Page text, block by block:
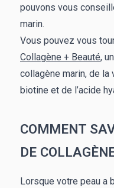
pouvons vous
marin.
Vous pouvez vous
Collagène + Beauté,
collagène marin, de la
biotine et de l’acide
COMMENT
DE
Lorsque votre peau a